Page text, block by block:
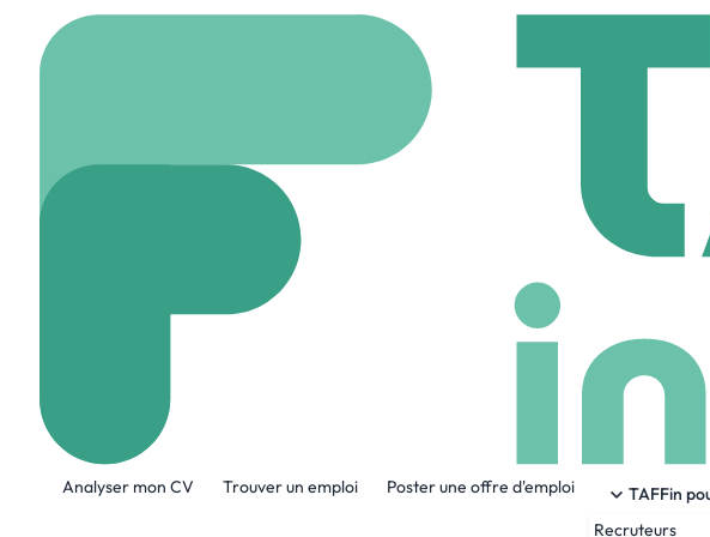
Analyser mon CV Trouver un emploi Poster une offre d'emploi
TAFFin
Recruteurs
1,204 Employees
Unleash relentless growth with the only AI-powered